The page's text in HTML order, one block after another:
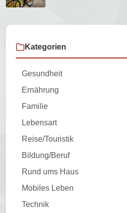
Kategorien
Gesundheit
Ernährung
Familie
Lebensart
Reise/Touristik
Bildung/Beruf
Rund ums Haus
Mobiles Leben
Technik